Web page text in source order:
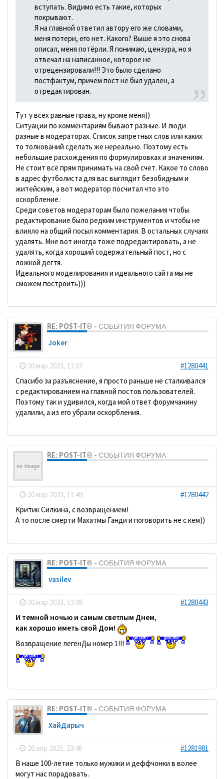
вступать. Видимо есть такие, которых
покрывают.
Я на главной ответил автору его же словами,
меня потери, его нет. Какого? Выше я это снова
описал, меня потёрли. Я понимаю, цензура, но я
отвечал на написанное, которое не
отрецензировали!!! Это было сделано
постфактум, причем пост не был удален, а
отредактирован.
Тут у всех равные права, ну кроме меня))
Ситуации по комментариям бывают разные. И люди
разные в модераторах. Список запретных слов или каких
то толкований сделать же нереально. Поэтому есть
небольшие расхождения по формулировках и значениям.
Не стоит всё прям принимать на свой счет. Какое то слово
в адрес футболиста для вас выглядит безобидным и
житейским, а вот модератор посчитал что это
оскорбление.
Среди советов модераторам было пожелания чтобы
редактирование было редким инструментов и чтобы не
влияло на общий посыл комментария. В остальных случаях
удалять. Мне вот иногда тоже подредактировать, а не
удалять, когда хороший содержательный пост, но с
ложкой дегтя.
Идеального моделирования и идеального сайта мы не
сможем построить)))
RE: POST-IT® - СОБЫТИЯ ФОРУМА
Joker
- 30 мар 2023, 11:37
#1280441
Спасибо за разъяснение, я просто раньше не сталкивался
с редактированием на главной постов пользователей.
Поэтому так и удивился, когда мой ответ форумчанину
удалили, а из его убрали оскорбления.
RE: POST-IT® - СОБЫТИЯ ФОРУМА
- 30 мар 2023, 11:49
#1280442
Критик Силкина, с возвращением!
А то после смерти Махатмы Ганди и поговорить не с кем))
RE: POST-IT® - СОБЫТИЯ ФОРУМА
vasilev
- 30 мар 2023, 13:08
#1280443
И темной ночью и самым светлым Днем,
как хорошо иметь свой Дом!
Возвращение легенДы номер 1!!!
RE: POST-IT® - СОБЫТИЯ ФОРУМА
ХайДарыч
- 26 апр 2023, 23:46
#1281981
В наше 100-летие только мужики и деффчонки в волее
могут нас порадовать.